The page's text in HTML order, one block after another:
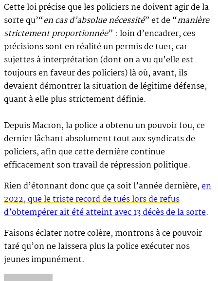
Cette loi précise que les policiers ne doivent agir de la
sorte qu’“en cas d’absolue nécessité” et de “manière
strictement proportionnée” : loin d’encadrer, ces
précisions sont en réalité un permis de tuer, car
sujettes à interprétation (dont on a vu qu’elle est
toujours en faveur des policiers) là où, avant, ils
devaient démontrer la situation de légitime défense,
quant à elle plus strictement définie.
Depuis Macron, la police a obtenu un pouvoir fou, ce
dernier lâchant absolument tout aux syndicats de
policiers, afin que cette dernière continue
efficacement son travail de répression politique.
Rien d’étonnant donc que ça soit l’année dernière,en
2022, que le triste record de tués lors de refus
d’obtempérer ait été atteint avec 13 décès de la sorte.
Faisons éclater notre colère, montrons à ce pouvoir
taré qu’on ne laissera plus la police exécuter nos
jeunes impunément.